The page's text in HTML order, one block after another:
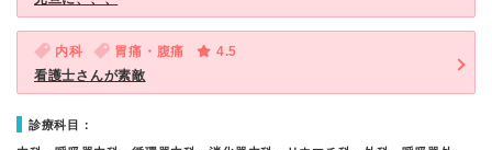
内科 胃痛・腹痛
4.5
看護士さんが素敵
診療科目：